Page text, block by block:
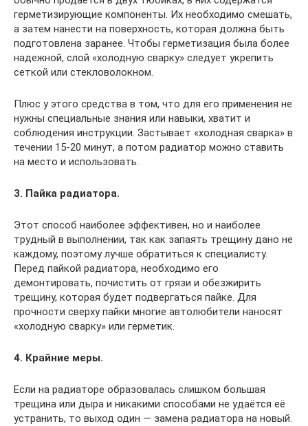
герметизирующие компоненты. Их необходимо смешать,
а затем нанести на поверхность, которая должна быть
подготовлена заранее. Чтобы герметизация была более
надежной, слой «холодную сварку» следует укрепить
сеткой или стекловолокном.
Плюс у этого средства в том, что для его применения не
нужны специальные знания или навыки, хватит и
соблюдения инструкции. Застывает «холодная сварка» в
течении 15-20 минут, а потом радиатор можно ставить
на место и использовать.
3. Пайка радиатора.
Этот способ наиболее эффективен, но и наиболее
трудный в выполнении, так как запаять трещину дано не
каждому, поэтому лучше обратиться к специалисту.
Перед пайкой радиатора, необходимо его
демонтировать, почистить от грязи и обезжирить
трещину, которая будет подвергаться пайке. Для
прочности сверху пайки многие автолюбители наносят
«холодную сварку» или герметик.
4. Крайние меры.
Если на радиаторе образовалась слишком большая
трещина или дыра и никакими способами не удаётся её
устранить, то выход один — замена радиатора на новый.